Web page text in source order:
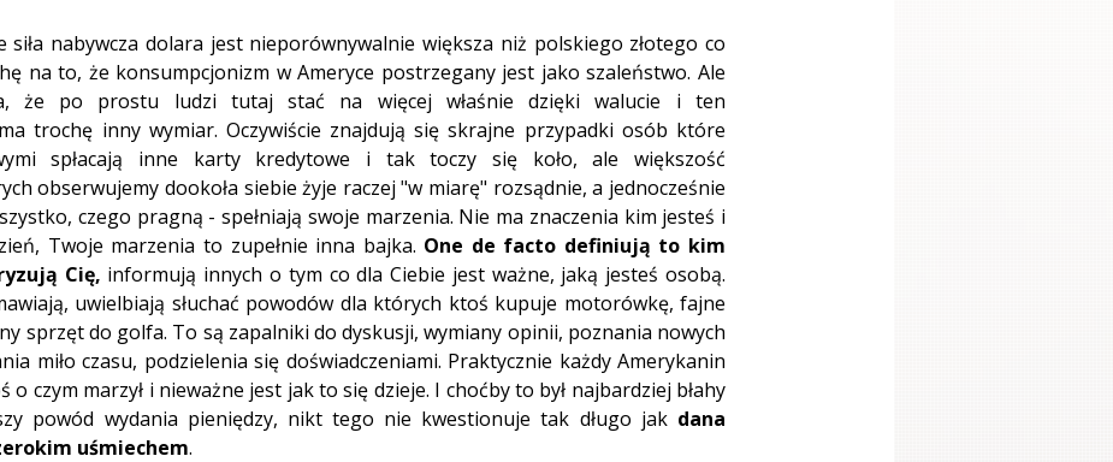
siła nabywcza dolara jest nieporównywalnie większa niż polskiego złotego co
na to, że konsumpcjonizm w Ameryce postrzegany jest jako szaleństwo. Ale
że po prostu ludzi tutaj stać na więcej właśnie dzięki walucie i ten
trochę inny wymiar. Oczywiście znajdują się skrajne przypadki osób które
spłacają inne karty kredytowe i tak toczy się koło, ale większość
obserwujemy dookoła siebie żyje raczej "w miarę" rozsądnie, a jednocześnie
czego pragną - spełniają swoje marzenia. Nie ma znaczenia kim jesteś i
Twoje marzenia to zupełnie inna bajka. One de facto definiują to kim
Cię, informują innych o tym co dla Ciebie jest ważne, jaką jesteś osobą.
uwielbiają słuchać powodów dla których ktoś kupuje motorówkę, fajne
sprzęt do golfa. To są zapalniki do dyskusji, wymiany opinii, poznania nowych
miło czasu, podzielenia się doświadczeniami. Praktycznie każdy Amerykanin
o czym marzył i nieważne jest jak to się dzieje. I choćby to był najbardziej błahy
powód wydania pieniędzy, nikt tego nie kwestionuje tak długo jak dana
uśmiechem.